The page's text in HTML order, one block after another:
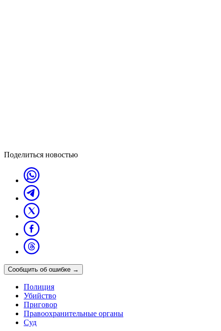
Поделиться новостью
Сообщить об ошибке →
Полиция
Убийство
Приговор
Правоохранительные органы
Суд